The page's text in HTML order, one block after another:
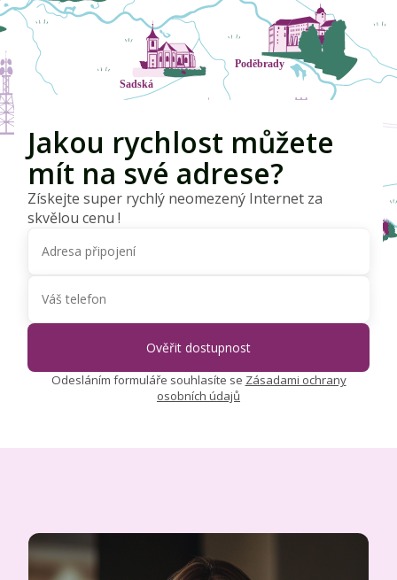
Jakou rychlost můžete
mít na své adrese?
Získejte super rychlý neomezený Internet za
skvělou cenu !
Odesláním formuláře souhlasíte se Zásadami ochrany
osobních údajů